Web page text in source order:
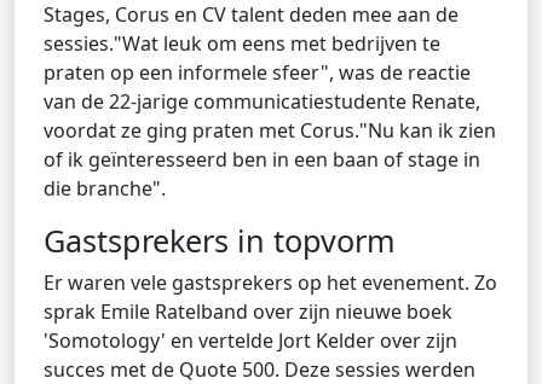
Stages, Corus en CV talent deden mee aan de
sessies."Wat leuk om eens met bedrijven te
praten op een informele sfeer", was de reactie
van de 22-jarige communicatiestudente Renate,
voordat ze ging praten met Corus."Nu kan ik zien
of ik geïnteresseerd ben in een baan of stage in
die branche".
Gastsprekers in topvorm
Er waren vele gastsprekers op het evenement. Zo
sprak Emile Ratelband over zijn nieuwe boek
'Somotology' en vertelde Jort Kelder over zijn
succes met de Quote 500. Deze sessies werden